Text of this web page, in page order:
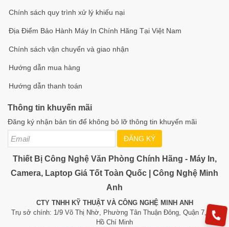
Chính sách quy trình xử lý khiếu nại
Địa Điểm Bảo Hành Máy In Chính Hãng Tại Việt Nam
Chính sách vận chuyển và giao nhận
Hướng dẫn mua hàng
Hướng dẫn thanh toán
Thông tin khuyến mãi
Đăng ký nhận bản tin để không bỏ lỡ thông tin khuyến mãi
ĐĂNG KÝ
Thiết Bị Công Nghệ Văn Phòng Chính Hãng - Máy In,
Camera, Laptop Giá Tốt Toàn Quốc | Công Nghệ Minh
Anh
CTY TNHH KỸ THUẬT VÀ CÔNG NGHỆ MINH ANH
Trụ sở chính: 1/9 Võ Thị Nhờ, Phường Tân Thuận Đông, Quận 7, TP.
Hồ Chí Minh